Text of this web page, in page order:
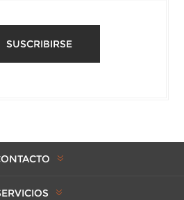
SUSCRIBIRSE